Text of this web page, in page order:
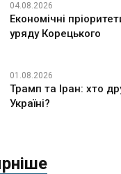
04.08.2026
Економічні
уряду Корецького
01.08.2026
Трамп та Іран: хто
Україні?